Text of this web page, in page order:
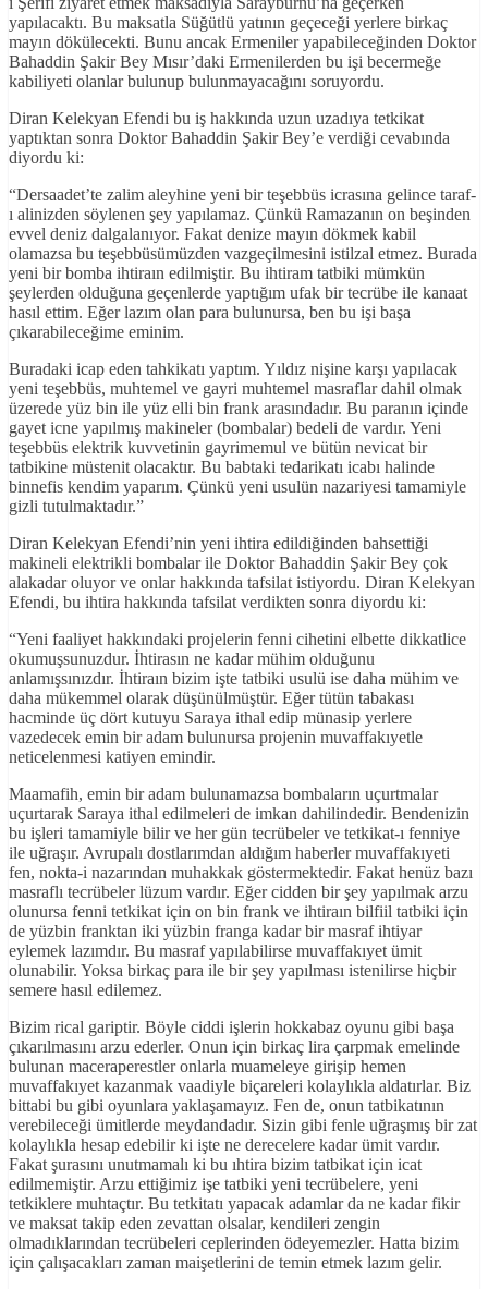
yapılacaktı. Bu maksatla Süğütlü yatının geçeceği yerlere birkaç
mayın dökülecekti. Bunu ancak Ermeniler yapabileceğinden Doktor
Bahaddin Şakir Bey Mısır’daki Ermenilerden bu işi becermeğe
kabiliyeti olanlar bulunup bulunmayacağını soruyordu.
Diran Kelekyan Efendi bu iş hakkında uzun uzadıya tetkikat
yaptıktan sonra Doktor Bahaddin Şakir Bey’e verdiği cevabında
diyordu ki:
“Dersaadet’te zalim aleyhine yeni bir teşebbüs icrasına gelince taraf-
ı alinizden söylenen şey yapılamaz. Çünkü Ramazanın on beşinden
evvel deniz dalgalanıyor. Fakat denize mayın dökmek kabil
olamazsa bu teşebbüsümüzden vazgeçilmesini istilzal etmez. Burada
yeni bir bomba ihtiraın edilmiştir. Bu ihtiram tatbiki mümkün
şeylerden olduğuna geçenlerde yaptığım ufak bir tecrübe ile kanaat
hasıl ettim. Eğer lazım olan para bulunursa, ben bu işi başa
çıkarabileceğime eminim.
Buradaki icap eden tahkikatı yaptım. Yıldız nişine karşı yapılacak
yeni teşebbüs, muhtemel ve gayri muhtemel masraflar dahil olmak
üzerede yüz bin ile yüz elli bin frank arasındadır. Bu paranın içinde
gayet icne yapılmış makineler (bombalar) bedeli de vardır. Yeni
teşebbüs elektrik kuvvetinin gayrimemul ve bütün nevicat bir
tatbikine müstenit olacaktır. Bu babtaki tedarikatı icabı halinde
binnefis kendim yaparım. Çünkü yeni usulün nazariyesi tamamiyle
gizli tutulmaktadır.”
Diran Kelekyan Efendi’nin yeni ihtira edildiğinden bahsettiği
makineli elektrikli bombalar ile Doktor Bahaddin Şakir Bey çok
alakadar oluyor ve onlar hakkında tafsilat istiyordu. Diran Kelekyan
Efendi, bu ihtira hakkında tafsilat verdikten sonra diyordu ki:
“Yeni faaliyet hakkındaki projelerin fenni cihetini elbette dikkatlice
okumuşsunuzdur. İhtirasın ne kadar mühim olduğunu
anlamışsınızdır. İhtiraın bizim işte tatbiki usulü ise daha mühim ve
daha mükemmel olarak düşünülmüştür. Eğer tütün tabakası
hacminde üç dört kutuyu Saraya ithal edip münasip yerlere
vazedecek emin bir adam bulunursa projenin muvaffakıyetle
neticelenmesi katiyen emindir.
Maamafih, emin bir adam bulunamazsa bombaların uçurtmalar
uçurtarak Saraya ithal edilmeleri de imkan dahilindedir. Bendenizin
bu işleri tamamiyle bilir ve her gün tecrübeler ve tetkikat-ı fenniye
ile uğraşır. Avrupalı dostlarımdan aldığım haberler muvaffakıyeti
fen, nokta-i nazarından muhakkak göstermektedir. Fakat henüz bazı
masraflı tecrübeler lüzum vardır. Eğer cidden bir şey yapılmak arzu
olunursa fenni tetkikat için on bin frank ve ihtiraın bilfiil tatbiki için
de yüzbin franktan iki yüzbin franga kadar bir masraf ihtiyar
eylemek lazımdır. Bu masraf yapılabilirse muvaffakıyet ümit
olunabilir. Yoksa birkaç para ile bir şey yapılması istenilirse hiçbir
semere hasıl edilemez.
Bizim rical gariptir. Böyle ciddi işlerin hokkabaz oyunu gibi başa
çıkarılmasını arzu ederler. Onun için birkaç lira çarpmak emelinde
bulunan maceraperestler onlarla muameleye girişip hemen
muvaffakıyet kazanmak vaadiyle biçareleri kolaylıkla aldatırlar. Biz
bittabi bu gibi oyunlara yaklaşamayız. Fen de, onun tatbikatının
verebileceği ümitlerde meydandadır. Sizin gibi fenle uğraşmış bir zat
kolaylıkla hesap edebilir ki işte ne derecelere kadar ümit vardır.
Fakat şurasını unutmamalı ki bu ıhtira bizim tatbikat için icat
edilmemiştir. Arzu ettiğimiz işe tatbiki yeni tecrübelere, yeni
tetkiklere muhtaçtır. Bu tetkitatı yapacak adamlar da ne kadar fikir
ve maksat takip eden zevattan olsalar, kendileri zengin
olmadıklarından tecrübeleri ceplerinden ödeyemezler. Hatta bizim
için çalışacakları zaman maişetlerini de temin etmek lazım gelir.